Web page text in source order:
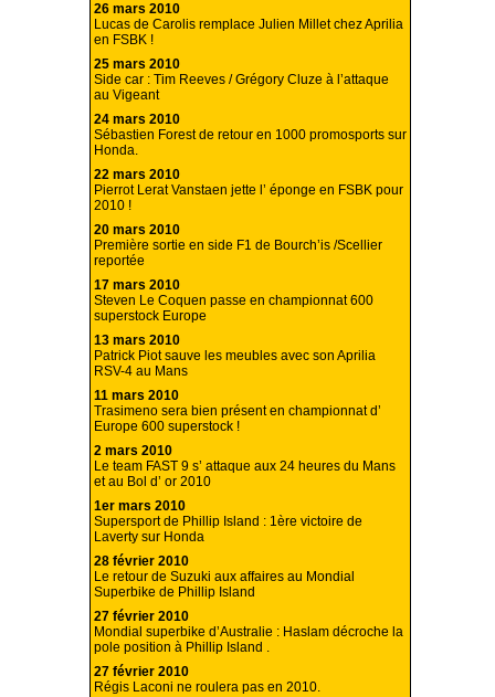
26 mars 2010
Lucas de Carolis remplace Julien Millet chez Aprilia
en FSBK !
25 mars 2010
Side car : Tim Reeves / Grégory Cluze à l’attaque
au Vigeant
24 mars 2010
Sébastien Forest de retour en 1000 promosports sur
Honda.
22 mars 2010
Pierrot Lerat Vanstaen jette l’ éponge en FSBK pour
2010 !
20 mars 2010
Première sortie en side F1 de Bourch’is /Scellier
reportée
17 mars 2010
Steven Le Coquen passe en championnat 600
superstock Europe
13 mars 2010
Patrick Piot sauve les meubles avec son Aprilia
RSV-4 au Mans
11 mars 2010
Trasimeno sera bien présent en championnat d’
Europe 600 superstock !
2 mars 2010
Le team FAST 9 s’ attaque aux 24 heures du Mans
et au Bol d’ or 2010
1er mars 2010
Supersport de Phillip Island : 1ère victoire de
Laverty sur Honda
28 février 2010
Le retour de Suzuki aux affaires au Mondial
Superbike de Phillip Island
27 février 2010
Mondial superbike d’Australie : Haslam décroche la
pole position à Phillip Island .
27 février 2010
Régis Laconi ne roulera pas en 2010.